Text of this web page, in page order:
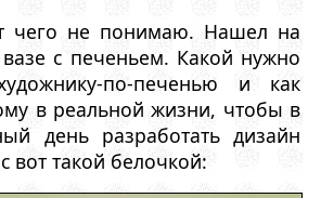
чего не понимаю. Нашел на
с печеньем. Какой нужно
по-печенью и как
в реальной жизни, чтобы в
день разработать дизайн
вот такой белочкой: